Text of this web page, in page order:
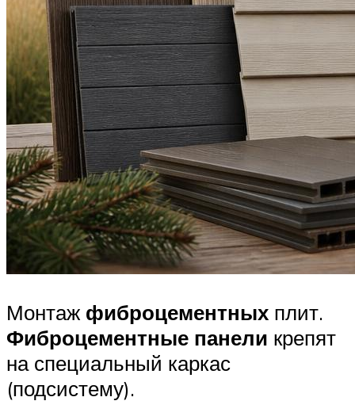
Монтаж фиброцементных плит.
Фиброцементные панели крепят
на специальный каркас
(подсистему).